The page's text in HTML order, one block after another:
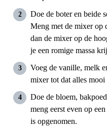
Doe de boter en beide
Meng met de mixer op
dan de mixer op de
je een romige massa
Voeg de vanille, melk
mixer tot dat alles
Doe de bloem,
meng eerst even op
is opgenomen.